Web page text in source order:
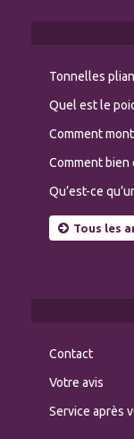
Tonnelles
Quel est le
Comment
Comment bien
Qu’est-ce
Tous les
Contact
Votre avis
Service après